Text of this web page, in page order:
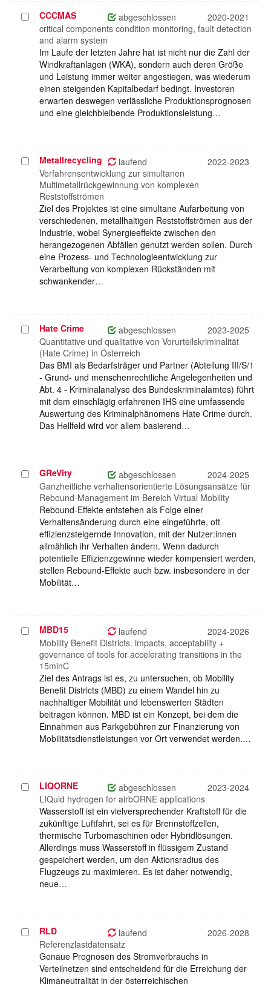
Projekt
auswählen
CCCMAS abgeschlossen
2020-2021
critical components condition monitoring, fault detection
and alarm system
Im Laufe der letzten Jahre hat ist nicht nur die Zahl der
Windkraftanlagen (WKA), sondern auch deren Größe
und Leistung immer weiter angestiegen, was wiederum
einen steigenden Kapitalbedarf bedingt. Investoren
erwarten deswegen verlässliche Produktionsprognosen
und eine gleichbleibende Produktionsleistung…
Projekt
auswählen
Metallrecycling laufend
2022-2023
Verfahrensentwicklung zur simultanen
Multimetallrückgewinnung von komplexen
Reststoffströmen
Ziel des Projektes ist eine simultane Aufarbeitung von
verschiedenen, metallhaltigen Reststoffströmen aus der
Industrie, wobei Synergieeffekte zwischen den
herangezogenen Abfällen genutzt werden sollen. Durch
eine Prozess- und Technologieentwicklung zur
Verarbeitung von komplexen Rückständen mit
schwankender…
Projekt
auswählen
Hate Crime abgeschlossen
2023-2025
Quantitative und qualitative von Vorurteilskriminalität
(Hate Crime) in Österreich
Das BMI als Bedarfsträger und Partner (Abteilung III/S/1
- Grund- und menschenrechtliche Angelegenheiten und
Abt. 4 - Kriminalanalyse des Bundeskriminalamtes) führt
mit dem einschlägig erfahrenen IHS eine umfassende
Auswertung des Kriminalphänomens Hate Crime durch.
Das Hellfeld wird vor allem basierend…
Projekt
auswählen
GReVity abgeschlossen
2024-2025
Ganzheitliche verhaltensorientierte Lösungsansätze für
Rebound-Management im Bereich Virtual Mobility
Rebound-Effekte entstehen als Folge einer
Verhaltensänderung durch eine eingeführte, oft
effizienzsteigernde Innovation, mit der Nutzer:innen
allmählich ihr Verhalten ändern. Wenn dadurch
potentielle Effizienzgewinne wieder kompensiert werden,
stellen Rebound-Effekte auch bzw. insbesondere in der
Mobilität…
Projekt
auswählen
MBD15 laufend
2024-2026
Mobility Benefit Districts. impacts, acceptability +
governance of tools for accelerating transitions in the
15minC
Ziel des Antrags ist es, zu untersuchen, ob Mobility
Benefit Districts (MBD) zu einem Wandel hin zu
nachhaltiger Mobilität und lebenswerten Städten
beitragen können. MBD ist ein Konzept, bei dem die
Einnahmen aus Parkgebühren zur Finanzierung von
Mobilitätsdienstleistungen vor Ort verwendet werden.…
Projekt
auswählen
LIQORNE abgeschlossen
2023-2024
LIQuid hydrogen for airbORNE applications
Wasserstoff ist ein vielversprechender Kraftstoff für die
zukünftige Luftfahrt, sei es für Brennstoffzellen,
thermische Turbomaschinen oder Hybridlösungen.
Allerdings muss Wasserstoff in flüssigem Zustand
gespeichert werden, um den Aktionsradius des
Flugzeugs zu maximieren. Es ist daher notwendig,
neue…
Projekt
auswählen
RLD laufend
2026-2028
Referenzlastdatensatz
Genaue Prognosen des Stromverbrauchs in
Verteilnetzen sind entscheidend für die Erreichung der
Klimaneutralität in der österreichischen